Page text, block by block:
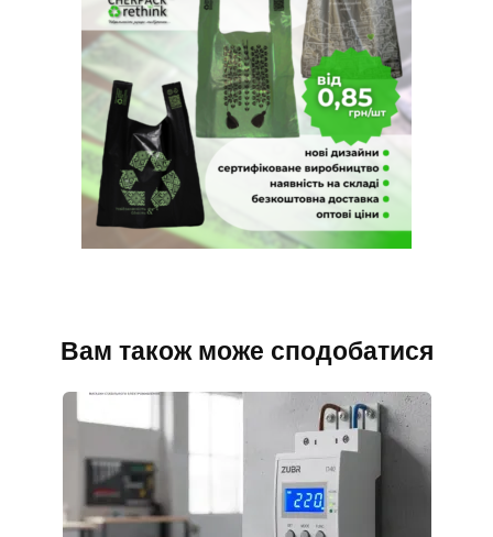
Вам також може сподобатися